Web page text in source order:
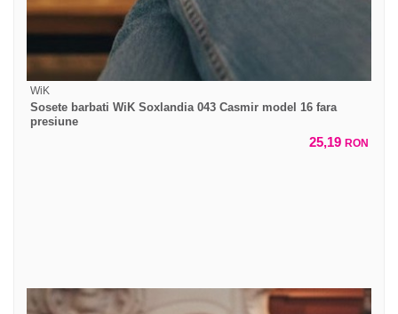
WiK
Sosete barbati WiK Soxlandia 043 Casmir model 16 fara
presiune
25,19 RON